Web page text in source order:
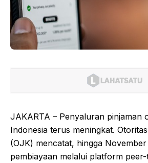
JAKARTA – Penyaluran pinjaman
Indonesia terus meningkat.
(OJK) mencatat, hingga
pembiayaan melalui platform